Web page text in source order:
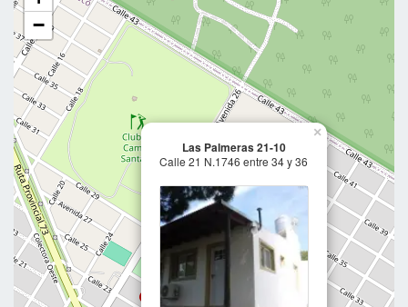
Las Palmeras 21-10
Calle 21 N.1746 entre 34 y 36
×
−